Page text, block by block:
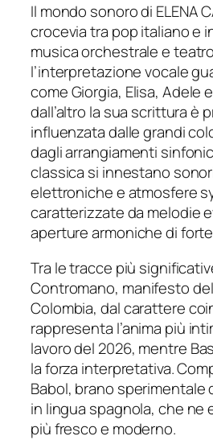
Il mondo sonoro di ELENA
crocevia tra pop italiano e
musica orchestrale e
l’interpretazione vocale
come Giorgia, Elisa, Adele
dall’altro la sua scrittura è
influenzata dalle grandi
dagli arrangiamenti
classica si innestano
elettroniche e atmosfere
caratterizzate da melodie
aperture armoniche di
Tra le tracce più
Contromano, manifesto
Colombia, dal carattere
rappresenta l’anima più
lavoro del 2026, mentre
la forza interpretativa.
Babol, brano
in lingua spagnola, che ne
più fresco e moderno.